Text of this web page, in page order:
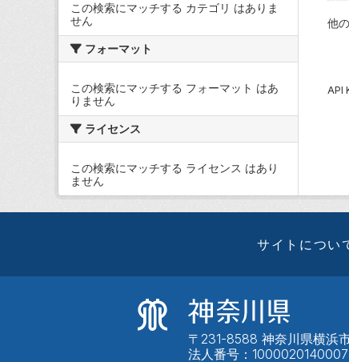
この検索にマッチする カテゴリ はありま
せん
フォーマット
この検索にマッチする フォーマット はあ
りません
ライセンス
この検索にマッチする ライセンス はあり
ません
他
API
サイトについ
〒231-8588 神奈川県横浜
法人番号：1000020140007